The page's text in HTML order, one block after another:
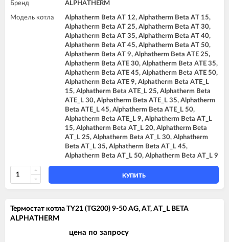
Бренд ALPHATHERM
Модель котла
Alphatherm Beta AT 12, Alphatherm Beta AT 15,
Alphatherm Beta AT 25, Alphatherm Beta AT 30,
Alphatherm Beta AT 35, Alphatherm Beta AT 40,
Alphatherm Beta AT 45, Alphatherm Beta AT 50,
Alphatherm Beta AT 9, Alphatherm Beta ATE 25,
Alphatherm Beta ATE 30, Alphatherm Beta ATE 35,
Alphatherm Beta ATE 45, Alphatherm Beta ATE 50,
Alphatherm Beta ATE 9, Alphatherm Beta ATE_L
15, Alphatherm Beta ATE_L 25, Alphatherm Beta
ATE_L 30, Alphatherm Beta ATE_L 35, Alphatherm
Beta ATE_L 45, Alphatherm Beta ATE_L 50,
Alphatherm Beta ATE_L 9, Alphatherm Beta AT_L
15, Alphatherm Beta AT_L 20, Alphatherm Beta
AT_L 25, Alphatherm Beta AT_L 30, Alphatherm
Beta AT_L 35, Alphatherm Beta AT_L 45,
Alphatherm Beta AT_L 50, Alphatherm Beta AT_L 9
КУПИТЬ
Термостат котла TY21 (TG200) 9-50 AG, AT, AT_L BETA
ALPHATHERM
цена по запросу